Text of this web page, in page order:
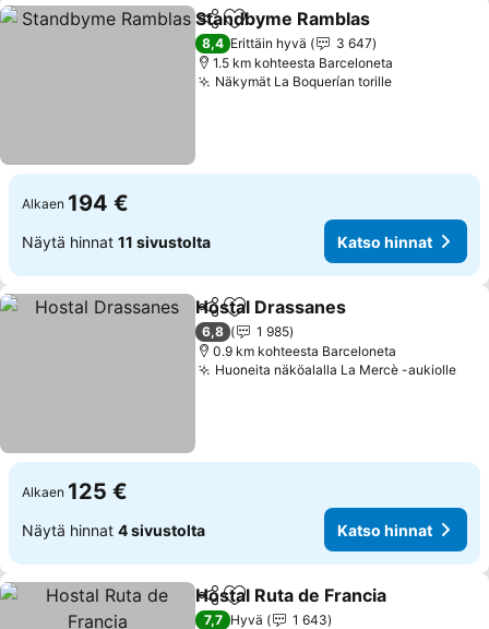
Jaa Lisää suosikkeihin
Standbyme Ramblas
8,4 Erittäin hyvä
3 647
1.5 km kohteesta Barceloneta
Näkymät La Boquerían torilleKatso
Alkaen 194 €
Näytä hinnat 11 sivustolta Katso hinnat
Jaa Lisää suosikkeihin
Hostal Drassanes
6,8
1 985
0.9 km kohteesta Barceloneta
Huoneita näköalalla La Mercè -aukiolle
Alkaen 125 €
Näytä hinnat 4 sivustolta Katso hinnat
Jaa Lisää suosikkeihin
Hostal Ruta de Francia
7,7 Hyvä
1 643